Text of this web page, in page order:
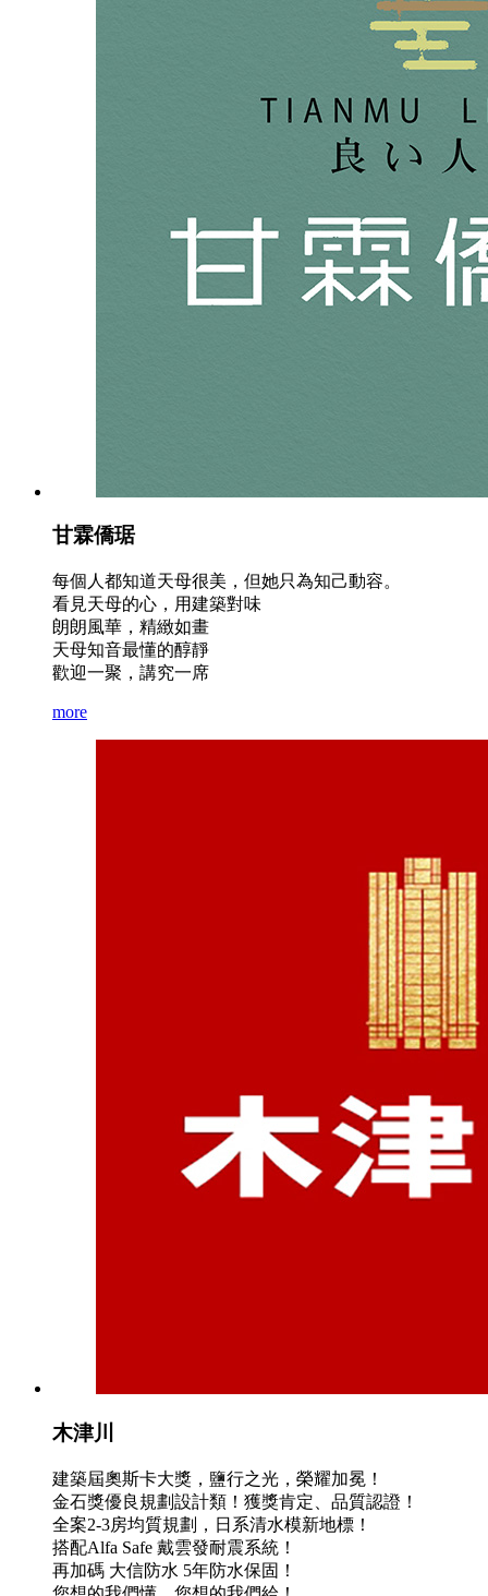
甘霖僑琚
每個人都知道天母很美，但她只為知己動容。
看見天母的心，用建築對味
朗朗風華，精緻如畫
天母知音最懂的醇靜
歡迎一聚，講究一席
more
木津川
建築屆奧斯卡大獎，鹽行之光，榮耀加冕！
金石獎優良規劃設計類！獲獎肯定、品質認證！
全案2-3房均質規劃，日系清水模新地標！
搭配Alfa Safe 戴雲發耐震系統！
再加碼 大信防水 5年防水保固！